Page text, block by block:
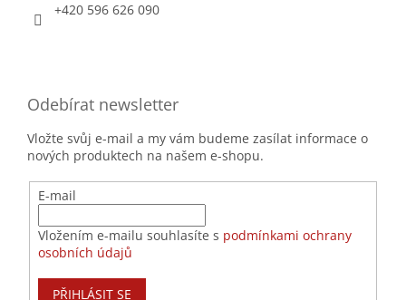
+420 596 626 090
Odebírat newsletter
Vložte svůj e-mail a my vám budeme zasílat informace o
nových produktech na našem e-shopu.
E-mail
Vložením e-mailu souhlasíte s podmínkami ochrany
osobních údajů
PŘIHLÁSIT SE